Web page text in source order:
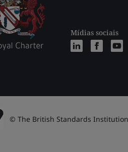
Mídias sociais
© The British Standards